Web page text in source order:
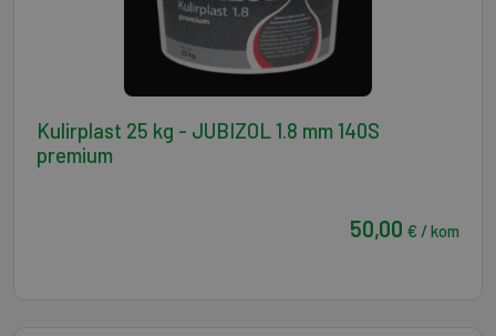
Kulirplast 25 kg - JUBIZOL 1.8 mm 140S
premium
50,00 € / kom